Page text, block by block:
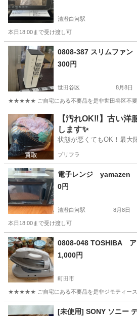
清澄白河駅
本日18:00まで受け渡し可
東京 江東区 キッチン家電
0808-387 スリムファン
300円
世田谷区 8月8日
★★★★★ ご自宅にある不要品を是非世田谷区不要
東京 世田谷区 季節、空調家電 スポッ
【汚れOK‼️】古い洋
します✨
状態が悪くてもOK！最大
プリフラ
電子レンジ yamazen
0円
清澄白河駅 8月8日
本日18:00まで受け渡し可
東京 江東区
0808-048 TOSHIBA ア
1,000円
町田市
★★★★★ ご自宅にある不要品を是非ジモティース
東京 町田市 生活家電
[未使用] SONY ソニー